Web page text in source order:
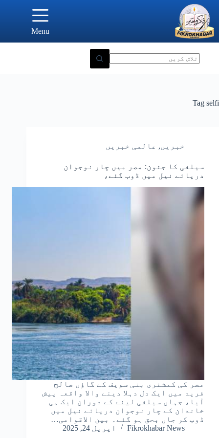
content
Menu
Tag selfi
خبریں, عالمی خبریں
سیلفی کا جنون: مصر میں چار نوجوان
دریائے نیل میں ڈوب گئے،
مصر کی کمشنری بنی سویف کے گاؤں صالح
فرید میں ایک دل دہلا دینے والا واقعہ پیش
آیا، جہاں سیلفی لینے کے دوران ایک ہی
خاندان کے چار نوجوان دریائے نیل میں
ڈوب کر جاں بحق ہو گئے۔ بین الاقوامی…
Fikrokhabar News
اپریل 24, 2025